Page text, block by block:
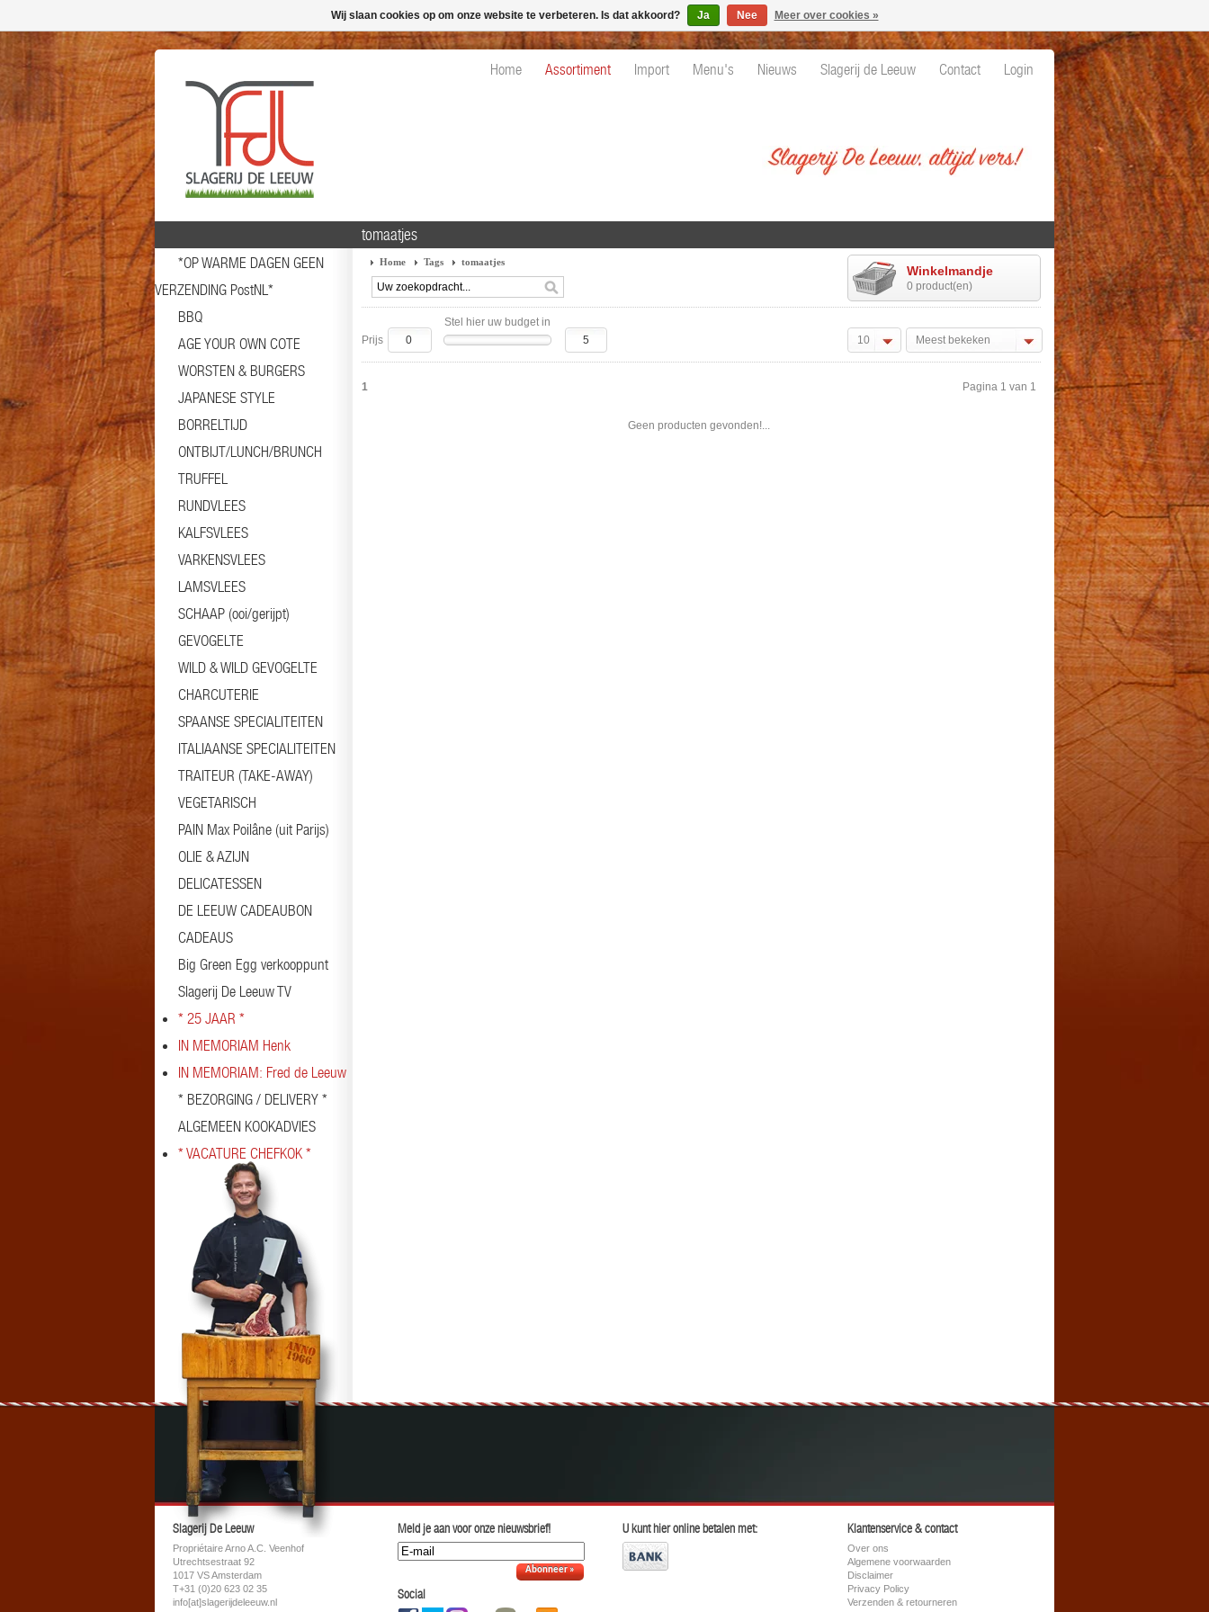
Home Assortiment Import Menu's Nieuws Slagerij de Leeuw Contact Login
*OP WARME DAGEN GEEN
VERZENDING PostNL*
BBQ
AGE YOUR OWN COTE
WORSTEN & BURGERS
JAPANESE STYLE
BORRELTIJD
ONTBIJT/LUNCH/BRUNCH
TRUFFEL
RUNDVLEES
KALFSVLEES
VARKENSVLEES
LAMSVLEES
SCHAAP (ooi/gerijpt)
GEVOGELTE
WILD & WILD GEVOGELTE
CHARCUTERIE
SPAANSE SPECIALITEITEN
ITALIAANSE SPECIALITEITEN
TRAITEUR (TAKE-AWAY)
VEGETARISCH
PAIN Max Poilâne (uit Parijs)
OLIE & AZIJN
DELICATESSEN
DE LEEUW CADEAUBON
CADEAUS
Big Green Egg verkooppunt
Slagerij De Leeuw TV
* 25 JAAR *
IN MEMORIAM Henk
IN MEMORIAM: Fred de Leeuw
* BEZORGING / DELIVERY *
ALGEMEEN KOOKADVIES
* VACATURE CHEFKOK *
tomaatjes
Home Tags tomaatjes
Winkelmandje
0 product(en)
Stel hier uw budget in
Prijs
10 Meest bekeken
Geen producten gevonden!...
1 Pagina 1 van 1
Slagerij De Leeuw
Propriétaire Arno A.C. Veenhof
Utrechtsestraat 92
1017 VS Amsterdam
T+31 (0)20 623 02 35
info[at]slagerijdeleeuw.nl
Meld je aan voor onze nieuwsbrief!
Abonneer »
Social
U kunt hier online betalen met: Klantenservice & contact
Over ons
Algemene voorwaarden
Disclaimer
Privacy Policy
Verzenden & retourneren
Wij slaan cookies op om onze website te verbeteren. Is dat akkoord? Ja Nee Meer over cookies »